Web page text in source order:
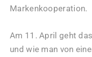
Markenkooperation.
Am 11. April geht
und wie man von